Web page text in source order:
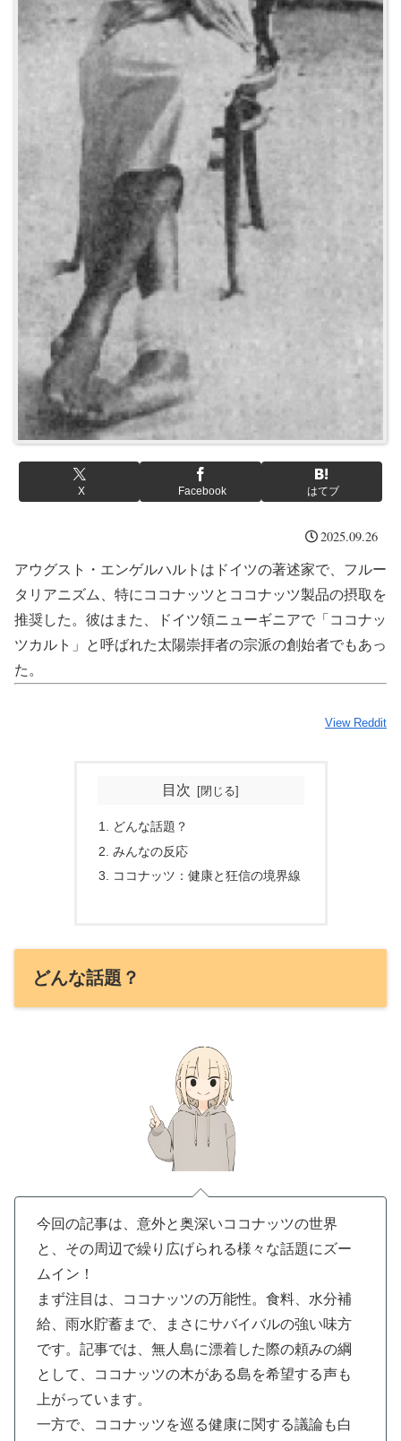
X Facebook はてブ
2025.09.26
アウグスト・エンゲルハルトはドイツの著述家で、フルー
タリアニズム、特にココナッツとココナッツ製品の摂取を
推奨した。彼はまた、ドイツ領ニューギニアで「ココナッ
ツカルト」と呼ばれた太陽崇拝者の宗派の創始者でもあっ
た。
View Reddit
目次
どんな話題？
みんなの反応
ココナッツ：健康と狂信の境界線
どんな話題？
今回の記事は、意外と奥深いココナッツの世界
と、その周辺で繰り広げられる様々な話題にズー
ムイン！
まず注目は、ココナッツの万能性。食料、水分補
給、雨水貯蓄まで、まさにサバイバルの強い味方
です。記事では、無人島に漂着した際の頼みの綱
として、ココナッツの木がある島を希望する声も
上がっています。
一方で、ココナッツを巡る健康に関する議論も白